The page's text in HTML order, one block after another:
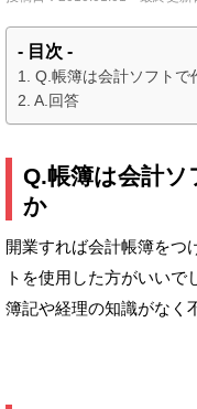
- 目次 -
Q.帳簿は会計ソフトで
A.回答
Q.帳簿は会計
か
開業すれば会計帳簿をつ
トを使用した方がいいで
簿記や経理の知識がなく